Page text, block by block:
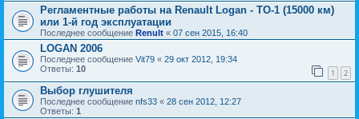
Регламентные работы на Renault Logan - ТО-1 (15000 км)
или 1-й год эксплуатации
Последнее сообщение Renult « 07 сен 2015, 16:40
LOGAN 2006
Последнее сообщение Vit79 « 29 окт 2012, 19:34
Ответы: 10 1 2
Выбор глушителя
Последнее сообщение nfs33 « 28 сен 2012, 12:27
Ответы: 1